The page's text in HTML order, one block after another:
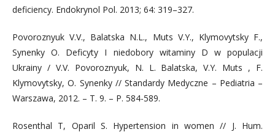
deficiency. Endokrynol Pol. 2013; 64: 319–327.
Povoroznyuk V.V., Balatska N.L., Muts V.Y., Klymovytsky F.,
Synenky O. Deficyty I niedobory witaminy D w populacji
Ukrainy / V.V. Povoroznyuk, N. L. Balatska, V.Y. Muts , F.
Klymovytsky, O. Synenky // Standardy Medyczne – Pediatria –
Warszawa, 2012. – T. 9. – P. 584-589.
Rosenthal T, Oparil S. Hypertension in women // J. Нum.